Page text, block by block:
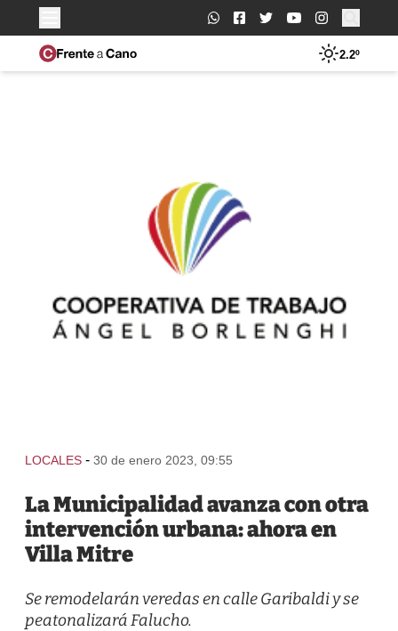
Buscar:
2.2º
LOCALES - 30 de enero 2023, 09:55
La Municipalidad avanza con otra
intervención urbana: ahora en
Villa Mitre
Se remodelarán veredas en calle Garibaldi y se
peatonalizará Falucho.